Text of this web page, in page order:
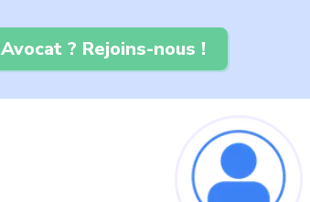
Avocat ? Rejoins-nous !